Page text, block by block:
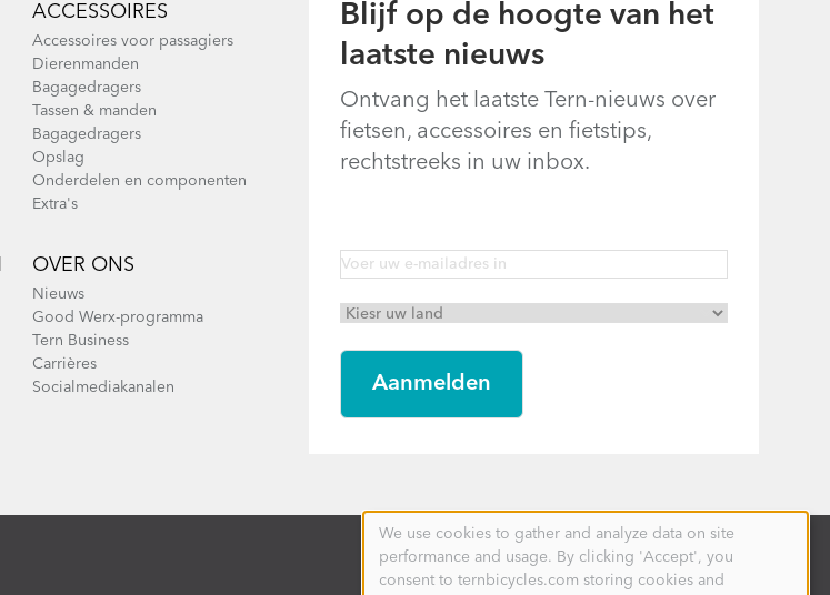
Blijf op de hoogte van het
laatste nieuws
Ontvang het laatste Tern-nieuws over
fietsen, accessoires en fietstips,
rechtstreeks in uw inbox.
ACCESSOIRES
Accessoires voor passagiers
Dierenmanden
Bagagedragers
Tassen & manden
Bagagedragers
Opslag
Onderdelen en componenten
Extra's
OVER ONS
Nieuws
Good Werx-programma
Tern Business
Carrières
Socialmediakanalen
Use
of
personal
We use cookies to gather and analyze data on site
performance and usage. By clicking 'Accept', you
consent to ternbicycles.com storing cookies and